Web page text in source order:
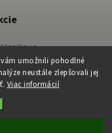
umožnili pohodlné
neustále zlepšovali jej
Viac informácií
zásad spracovania osobných